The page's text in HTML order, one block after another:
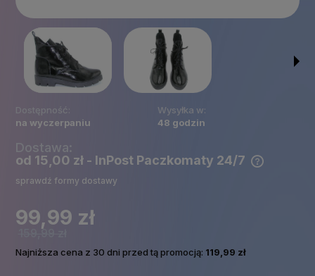
Dostępność:
na wyczerpaniu
Wysyłka w:
48 godzin
Dostawa:
od 15,00 zł - InPost Paczkomaty 24/7
sprawdź formy dostawy
99,99 zł
159,99 zł
Najniższa cena z 30 dni przed tą promocją: 119,99 zł